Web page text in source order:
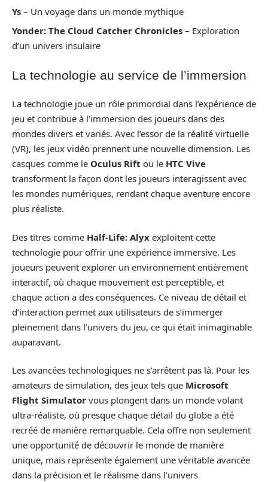
Ys – Un voyage dans un monde mythique
Yonder: The Cloud Catcher Chronicles – Exploration
d’un univers insulaire
La technologie au service de l’immersion
La technologie joue un rôle primordial dans l’expérience de
jeu et contribue à l’immersion des joueurs dans des
mondes divers et variés. Avec l’essor de la réalité virtuelle
(VR), les jeux vidéo prennent une nouvelle dimension. Les
casques comme le Oculus Rift ou le HTC Vive
transforment la façon dont les joueurs interagissent avec
les mondes numériques, rendant chaque aventure encore
plus réaliste.
Des titres comme Half-Life: Alyx exploitent cette
technologie pour offrir une expérience immersive. Les
joueurs peuvent explorer un environnement entièrement
interactif, où chaque mouvement est perceptible, et
chaque action a des conséquences. Ce niveau de détail et
d’interaction permet aux utilisateurs de s’immerger
pleinement dans l’univers du jeu, ce qui était inimaginable
auparavant.
Les avancées technologiques ne s’arrêtent pas là. Pour les
amateurs de simulation, des jeux tels que Microsoft
Flight Simulator vous plongent dans un monde volant
ultra-réaliste, où presque chaque détail du globe a été
recréé de manière remarquable. Cela offre non seulement
une opportunité de découvrir le monde de manière
unique, mais représente également une véritable avancée
dans la précision et le réalisme dans l’univers